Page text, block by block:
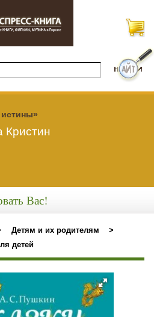
Кристин
Вас!
Детям и их родителям
>
детей